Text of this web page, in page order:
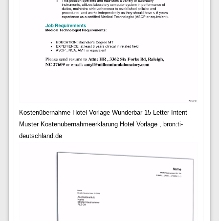
Kostenübernahme Hotel Vorlage Wunderbar 15 Letter Intent
Muster Kostenubernahmeerklarung Hotel Vorlage , bron:ti-
deutschland.de